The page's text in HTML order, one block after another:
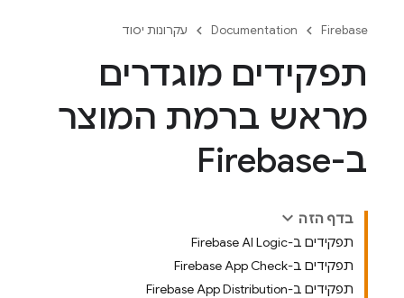
Firebase
Documentation עקרונות יסוד
תפקידים מוגדרים
מראש ברמת המוצר
ב-Firebase
בדף הזה
תפקידים ב-Firebase AI Logic
תפקידים ב-Firebase App Check
תפקידים ב-Firebase App Distribution